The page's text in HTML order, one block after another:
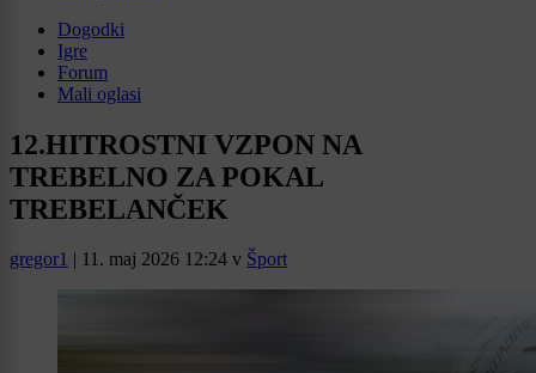
Dogodki
Igre
Forum
Mali oglasi
12.HITROSTNI VZPON NA
TREBELNO ZA POKAL
TREBELANČEK
gregor1 | 11. maj 2026 12:24 v Šport